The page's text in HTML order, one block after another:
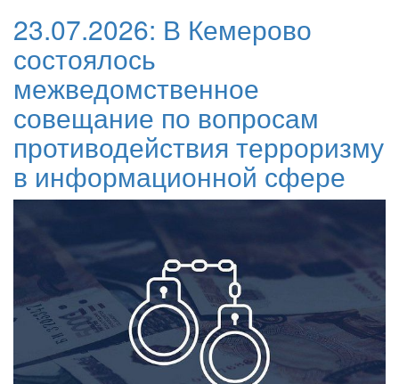
23.07.2026: В Кемерово
состоялось
межведомственное
совещание по вопросам
противодействия терроризму
в информационной сфере